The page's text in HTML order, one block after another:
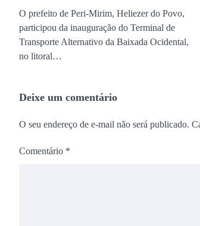
O prefeito de Peri-Mirim, Heliezer do Povo,
participou da inauguração do Terminal de
Transporte Alternativo da Baixada Ocidental,
no litoral…
Deixe um comentário
O seu endereço de e-mail não será publicado.
Comentário *